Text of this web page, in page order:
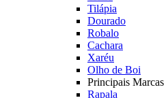
Tilápia
Dourado
Robalo
Cachara
Xaréu
Olho de Boi
Principais Marcas
Rapala